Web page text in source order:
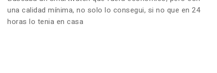
una calidad mínima, no solo lo consegui, si no que en 24
horas lo tenia en casa